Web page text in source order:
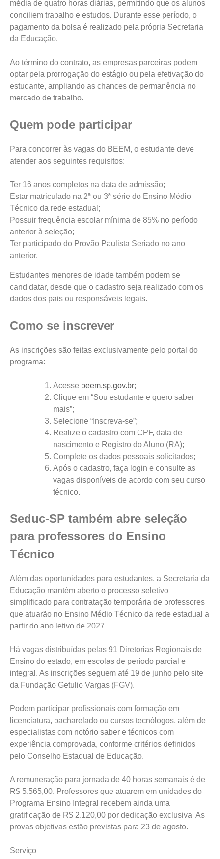
média de quatro horas diárias, permitindo que os alunos
conciliem trabalho e estudos. Durante esse período, o
pagamento da bolsa é realizado pela própria Secretaria
da Educação.
Ao término do contrato, as empresas parceiras podem
optar pela prorrogação do estágio ou pela efetivação do
estudante, ampliando as chances de permanência no
mercado de trabalho.
Quem pode participar
Para concorrer às vagas do BEEM, o estudante deve
atender aos seguintes requisitos:
Ter 16 anos completos na data de admissão;
Estar matriculado na 2ª ou 3ª série do Ensino Médio
Técnico da rede estadual;
Possuir frequência escolar mínima de 85% no período
anterior à seleção;
Ter participado do Provão Paulista Seriado no ano
anterior.
Estudantes menores de idade também podem se
candidatar, desde que o cadastro seja realizado com os
dados dos pais ou responsáveis legais.
Como se inscrever
As inscrições são feitas exclusivamente pelo portal do
programa:
Acesse beem.sp.gov.br;
Clique em “Sou estudante e quero saber
mais”;
Selecione “Inscreva-se”;
Realize o cadastro com CPF, data de
nascimento e Registro do Aluno (RA);
Complete os dados pessoais solicitados;
Após o cadastro, faça login e consulte as
vagas disponíveis de acordo com seu curso
técnico.
Seduc-SP também abre seleção
para professores do Ensino
Técnico
Além das oportunidades para estudantes, a Secretaria da
Educação mantém aberto o processo seletivo
simplificado para contratação temporária de professores
que atuarão no Ensino Médio Técnico da rede estadual a
partir do ano letivo de 2027.
Há vagas distribuídas pelas 91 Diretorias Regionais de
Ensino do estado, em escolas de período parcial e
integral. As inscrições seguem até 19 de junho pelo site
da Fundação Getulio Vargas (FGV).
Podem participar profissionais com formação em
licenciatura, bacharelado ou cursos tecnólogos, além de
especialistas com notório saber e técnicos com
experiência comprovada, conforme critérios definidos
pelo Conselho Estadual de Educação.
A remuneração para jornada de 40 horas semanais é de
R$ 5.565,00. Professores que atuarem em unidades do
Programa Ensino Integral recebem ainda uma
gratificação de R$ 2.120,00 por dedicação exclusiva. As
provas objetivas estão previstas para 23 de agosto.
Serviço